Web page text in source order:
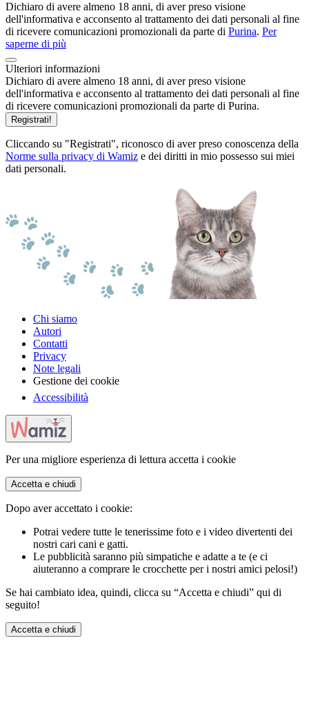
Dichiaro di avere almeno 18 anni, di aver preso visione
dell'informativa e acconsento al trattamento dei dati personali al fine
di ricevere comunicazioni promozionali da parte di Purina. Per
saperne di più
Ulteriori informazioni
Dichiaro di avere almeno 18 anni, di aver preso visione
dell'informativa e acconsento al trattamento dei dati personali al fine
di ricevere comunicazioni promozionali da parte di Purina.
Registrati!
Cliccando su "Registrati", riconosco di aver preso conoscenza della
Norme sulla privacy di Wamiz e dei diritti in mio possesso sui miei
dati personali.
Chi siamo
Autori
Contatti
Privacy
Note legali
Gestione dei cookie
Accessibilità
Per una migliore esperienza di lettura accetta i cookie
Accetta e chiudi
Dopo aver accettato i cookie:
Potrai vedere tutte le tenerissime foto e i video divertenti dei
nostri cari cani e gatti.
Le pubblicità saranno più simpatiche e adatte a te (e ci
aiuteranno a comprare le crocchette per i nostri amici pelosi!)
Se hai cambiato idea, quindi, clicca su “Accetta e chiudi” qui di
seguito!
Accetta e chiudi